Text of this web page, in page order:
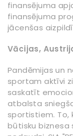
finansējuma
finansējuma
jācenšas
Vācijas,
Pandēmijas un
sportam aktīvi
saskatīt
atbalsta
sportistiem.
būtisku biznesa